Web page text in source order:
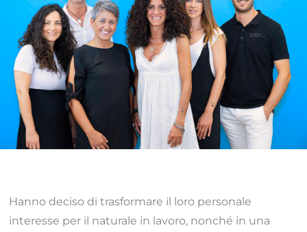
Hanno deciso di trasformare il loro personale
interesse per il naturale in lavoro, nonché in una